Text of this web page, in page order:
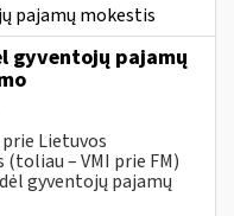
pajamų mokestis
gyventojų pajamų
Lietuvos
– VMI prie FM)
gyventojų pajamų